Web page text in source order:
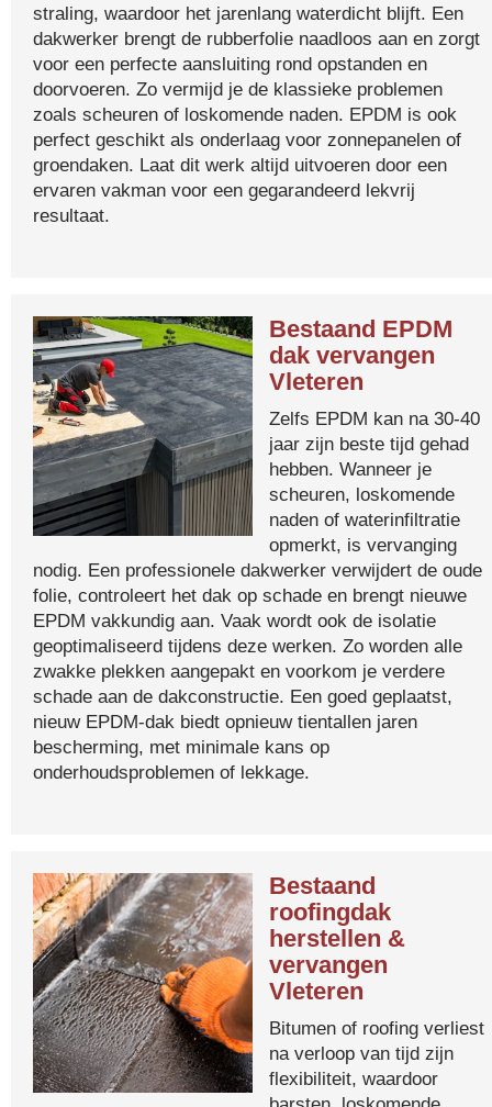
straling, waardoor het jarenlang waterdicht blijft. Een
dakwerker brengt de rubberfolie naadloos aan en zorgt
voor een perfecte aansluiting rond opstanden en
doorvoeren. Zo vermijd je de klassieke problemen
zoals scheuren of loskomende naden. EPDM is ook
perfect geschikt als onderlaag voor zonnepanelen of
groendaken. Laat dit werk altijd uitvoeren door een
ervaren vakman voor een gegarandeerd lekvrij
resultaat.
Bestaand EPDM
dak vervangen
Vleteren
Zelfs EPDM kan na 30-40
jaar zijn beste tijd gehad
hebben. Wanneer je
scheuren, loskomende
naden of waterinfiltratie
opmerkt, is vervanging
nodig. Een professionele dakwerker verwijdert de oude
folie, controleert het dak op schade en brengt nieuwe
EPDM vakkundig aan. Vaak wordt ook de isolatie
geoptimaliseerd tijdens deze werken. Zo worden alle
zwakke plekken aangepakt en voorkom je verdere
schade aan de dakconstructie. Een goed geplaatst,
nieuw EPDM-dak biedt opnieuw tientallen jaren
bescherming, met minimale kans op
onderhoudsproblemen of lekkage.
Bestaand
roofingdak
herstellen &
vervangen
Vleteren
Bitumen of roofing verliest
na verloop van tijd zijn
flexibiliteit, waardoor